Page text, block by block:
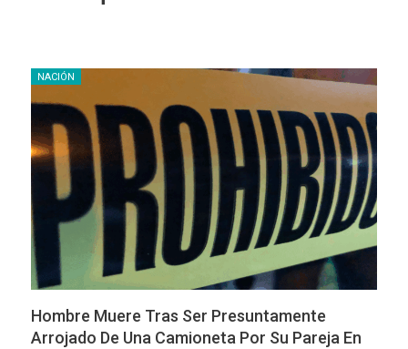
NACIÓN
Hombre Muere Tras Ser Presuntamente
Arrojado De Una Camioneta Por Su Pareja En